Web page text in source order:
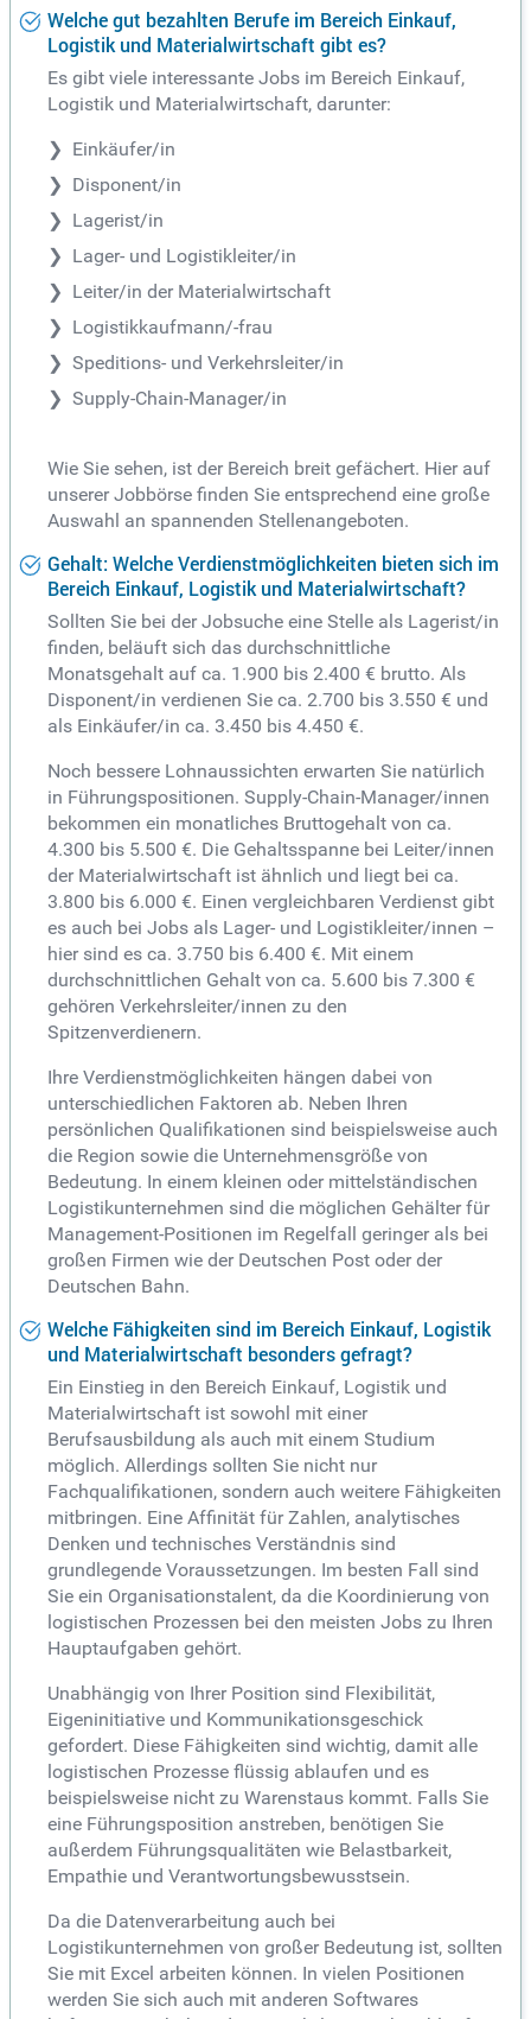
Welche gut bezahlten Berufe im Bereich Einkauf,
Logistik und Materialwirtschaft gibt es?
Es gibt viele interessante Jobs im Bereich Einkauf,
Logistik und Materialwirtschaft, darunter:
Einkäufer/in
Disponent/in
Lagerist/in
Lager- und Logistikleiter/in
Leiter/in der Materialwirtschaft
Logistikkaufmann/-frau
Speditions- und Verkehrsleiter/in
Supply-Chain-Manager/in
Wie Sie sehen, ist der Bereich breit gefächert. Hier auf
unserer Jobbörse finden Sie entsprechend eine große
Auswahl an spannenden Stellenangeboten.
Gehalt: Welche Verdienstmöglichkeiten bieten sich im
Bereich Einkauf, Logistik und Materialwirtschaft?
Sollten Sie bei der Jobsuche eine Stelle als Lagerist/in
finden, beläuft sich das durchschnittliche
Monatsgehalt auf ca. 1.900 bis 2.400 € brutto. Als
Disponent/in verdienen Sie ca. 2.700 bis 3.550 € und
als Einkäufer/in ca. 3.450 bis 4.450 €.
Noch bessere Lohnaussichten erwarten Sie natürlich
in Führungspositionen. Supply-Chain-Manager/innen
bekommen ein monatliches Bruttogehalt von ca.
4.300 bis 5.500 €. Die Gehaltsspanne bei Leiter/innen
der Materialwirtschaft ist ähnlich und liegt bei ca.
3.800 bis 6.000 €. Einen vergleichbaren Verdienst gibt
es auch bei Jobs als Lager- und Logistikleiter/innen –
hier sind es ca. 3.750 bis 6.400 €. Mit einem
durchschnittlichen Gehalt von ca. 5.600 bis 7.300 €
gehören Verkehrsleiter/innen zu den
Spitzenverdienern.
Ihre Verdienstmöglichkeiten hängen dabei von
unterschiedlichen Faktoren ab. Neben Ihren
persönlichen Qualifikationen sind beispielsweise auch
die Region sowie die Unternehmensgröße von
Bedeutung. In einem kleinen oder mittelständischen
Logistikunternehmen sind die möglichen Gehälter für
Management-Positionen im Regelfall geringer als bei
großen Firmen wie der Deutschen Post oder der
Deutschen Bahn.
Welche Fähigkeiten sind im Bereich Einkauf, Logistik
und Materialwirtschaft besonders gefragt?
Ein Einstieg in den Bereich Einkauf, Logistik und
Materialwirtschaft ist sowohl mit einer
Berufsausbildung als auch mit einem Studium
möglich. Allerdings sollten Sie nicht nur
Fachqualifikationen, sondern auch weitere Fähigkeiten
mitbringen. Eine Affinität für Zahlen, analytisches
Denken und technisches Verständnis sind
grundlegende Voraussetzungen. Im besten Fall sind
Sie ein Organisationstalent, da die Koordinierung von
logistischen Prozessen bei den meisten Jobs zu Ihren
Hauptaufgaben gehört.
Unabhängig von Ihrer Position sind Flexibilität,
Eigeninitiative und Kommunikationsgeschick
gefordert. Diese Fähigkeiten sind wichtig, damit alle
logistischen Prozesse flüssig ablaufen und es
beispielsweise nicht zu Warenstaus kommt. Falls Sie
eine Führungsposition anstreben, benötigen Sie
außerdem Führungsqualitäten wie Belastbarkeit,
Empathie und Verantwortungsbewusstsein.
Da die Datenverarbeitung auch bei
Logistikunternehmen von großer Bedeutung ist, sollten
Sie mit Excel arbeiten können. In vielen Positionen
werden Sie sich auch mit anderen Softwares